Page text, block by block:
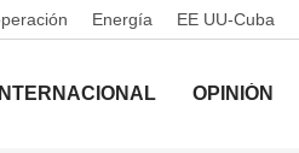
Energía EE UU-Cuba
INTERNACIONAL OPINIÓN